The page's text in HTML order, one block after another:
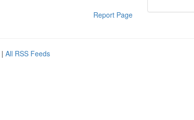
Report Page
| All RSS Feeds